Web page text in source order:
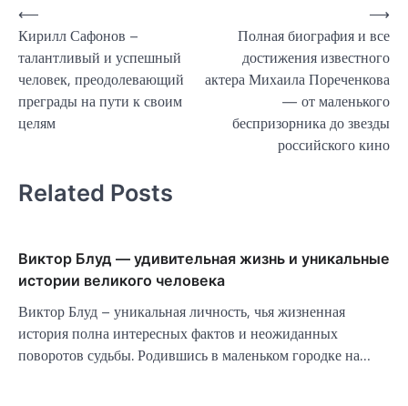
Навигация
по
записям
⟵
Кирилл Сафонов –
талантливый и успешный
человек, преодолевающий
преграды на пути к своим
целям
Полная биография и все
достижения известного
актера Михаила Пореченкова
— от маленького
беспризорника до звезды
российского кино
⟶
Related Posts
Виктор Блуд — удивительная жизнь и уникальные
истории великого человека
Виктор Блуд – уникальная личность, чья жизненная
история полна интересных фактов и неожиданных
поворотов судьбы. Родившись в маленьком городке на…